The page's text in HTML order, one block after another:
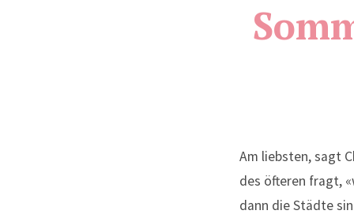
Am liebsten, sagt
des öfteren fragt,
dann die Städte